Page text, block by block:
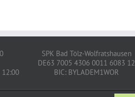
12:00
SPK Bad Tölz-Wolfratshausen
DE63 7005 4306 0011 6083 12
BIC: BYLADEM1WOR